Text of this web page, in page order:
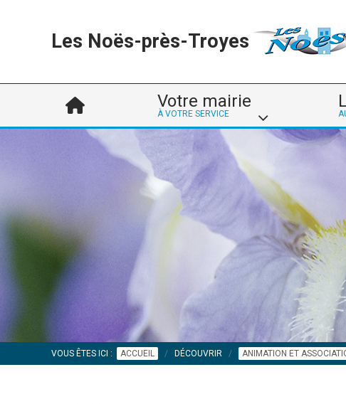
Les Noës-près-Troyes
Votre mairie
À VOTRE SERVICE
VOUS ÊTES ICI : ACCUEIL DÉCOUVRIR ANIMATION ET